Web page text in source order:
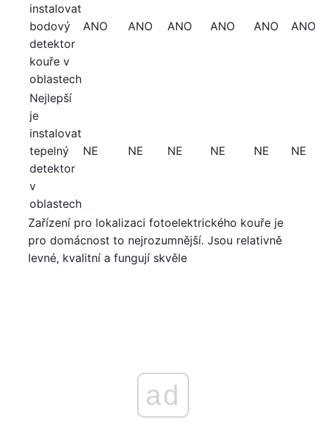
instalovat
bodový
detektor
kouře v
oblastech
ANO ANO ANO ANO ANO ANO
Nejlepší
je
instalovat
tepelný
detektor
v
oblastech
NE NE NE NE NE NE
Zařízení pro lokalizaci fotoelektrického kouře je
pro domácnost to nejrozumnější. Jsou relativně
levné, kvalitní a fungují skvěle
ad